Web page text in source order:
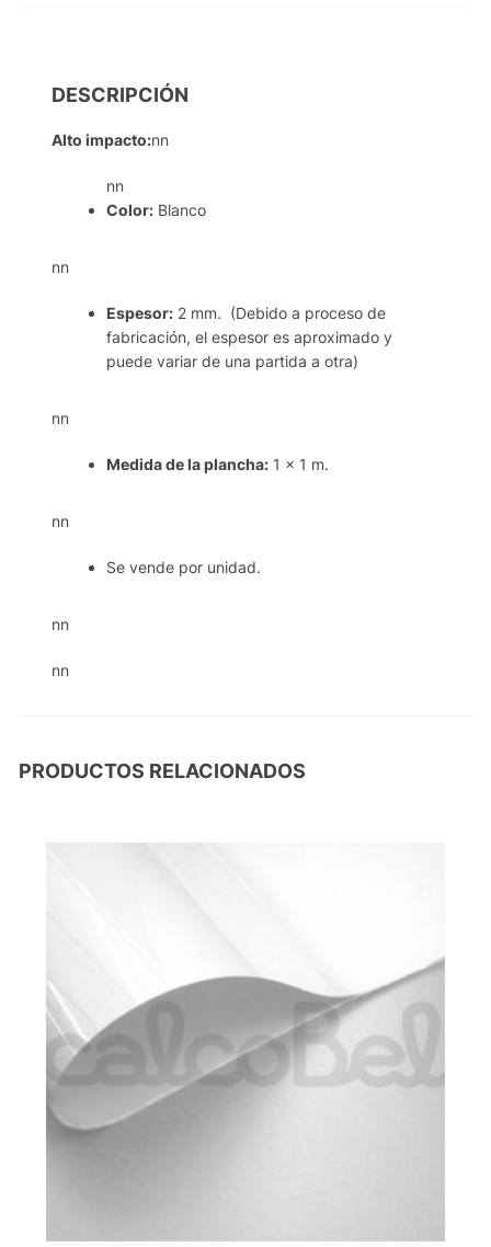
DESCRIPCIÓN
Alto impacto:nn
nn
Color: Blanco
nn
Espesor: 2 mm. (Debido a proceso de
fabricación, el espesor es aproximado y
puede variar de una partida a otra)
nn
Medida de la plancha: 1 x 1 m.
nn
Se vende por unidad.
nn
nn
PRODUCTOS RELACIONADOS